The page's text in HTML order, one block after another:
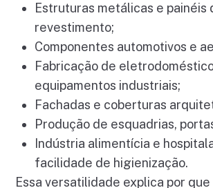
Estruturas metálicas e painéis
revestimento;
Componentes automotivos e
Fabricação de
equipamentos industriais;
Fachadas e coberturas
Produção de esquadrias,
Indústria alimentícia e
facilidade de higienização.
Essa versatilidade explica por que